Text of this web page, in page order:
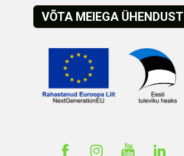
VÕTA MEIEGA ÜHENDUST